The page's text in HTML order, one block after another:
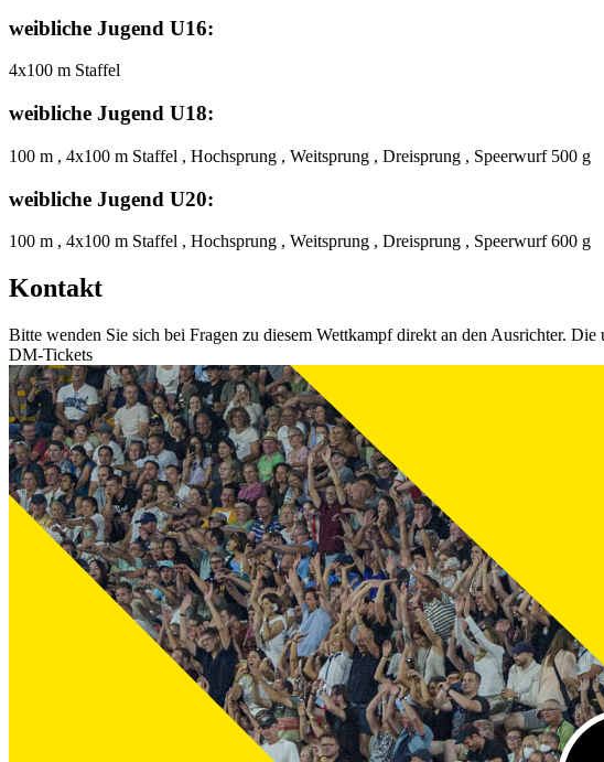
weibliche Jugend U16:
4x100 m Staffel
weibliche Jugend U18:
100 m , 4x100 m Staffel , Hochsprung , Weitsprung , Dreisprung , Speerwurf 500 g
weibliche Jugend U20:
100 m , 4x100 m Staffel , Hochsprung , Weitsprung , Dreisprung , Speerwurf 600 g
Kontakt
Bitte wenden Sie sich bei Fragen zu diesem Wettkampf direkt an den Ausrichter.
DM-Tickets